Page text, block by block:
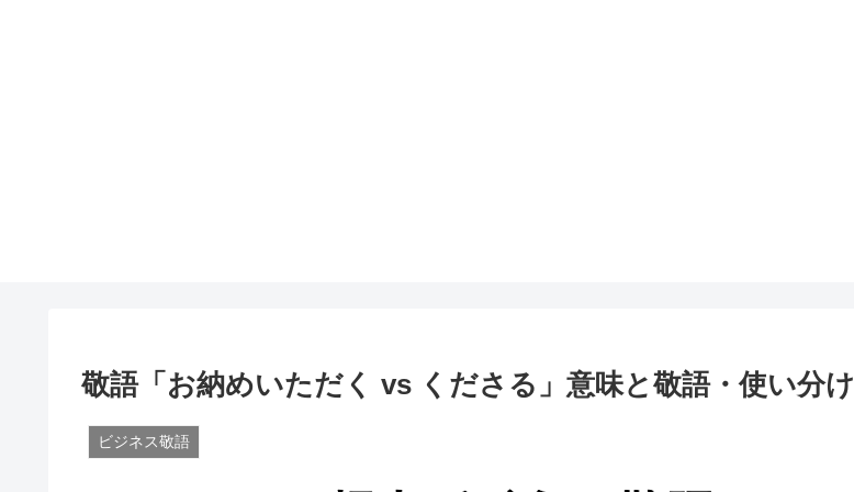
敬語「お納めいただく vs くださる」意味と敬語・使い分け
ビジネス敬語